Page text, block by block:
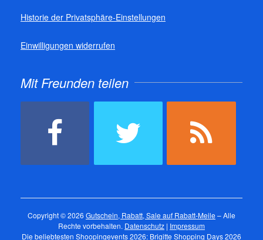
Historie der Privatsphäre-Einstellungen
Einwilligungen widerrufen
Mit Freunden teilen
Copyright © 2026 Gutschein, Rabatt, Sale auf Rabatt-Meile – Alle
Rechte vorbehalten. Datenschutz | Impressum
Die beliebtesten Shoopingevents 2026: Brigitte Shopping Days 2026